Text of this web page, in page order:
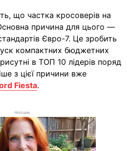
що частка кросоверів на
причина для цього —
Євро-7. Це зробить
компактних бюджетних
в ТОП 10 лідерів поряд
з цієї причини вже
Fiesta.
РЕКЛАМА